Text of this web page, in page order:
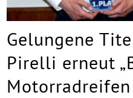
Gelungene
Pirelli erneut